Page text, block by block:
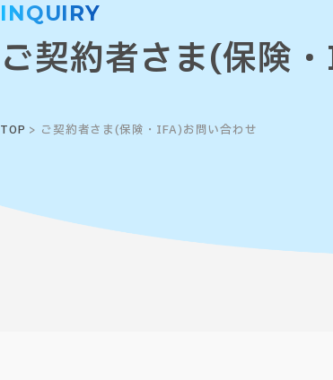
INQUIRY
ご契約者さま(保険
TOP > ご契約者さま(保険・IFA)お問い合わせ